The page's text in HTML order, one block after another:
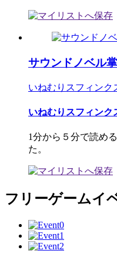
サウンドノベル
いねむりスフィンク
いねむりスフィンク
1分から５分で読め
た。
フリーゲームイ